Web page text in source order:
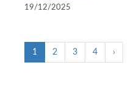
19/12/2025
1 2 3 4 ›